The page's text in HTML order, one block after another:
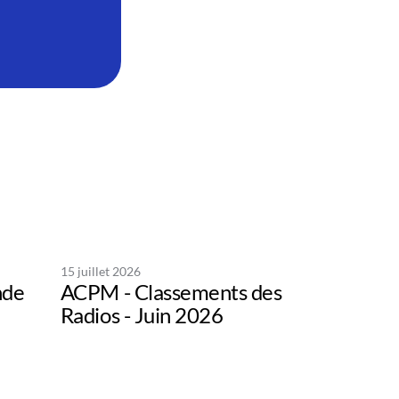
15 juillet 2026
ACPM - Classements des
Radios - Juin 2026